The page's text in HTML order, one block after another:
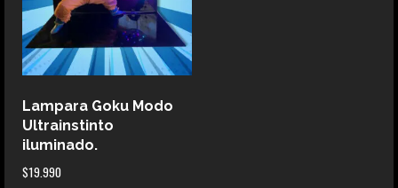
Lampara Goku Modo
Ultrainstinto
iluminado.
$19.990